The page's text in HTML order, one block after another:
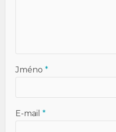
Jméno*
E-mail*